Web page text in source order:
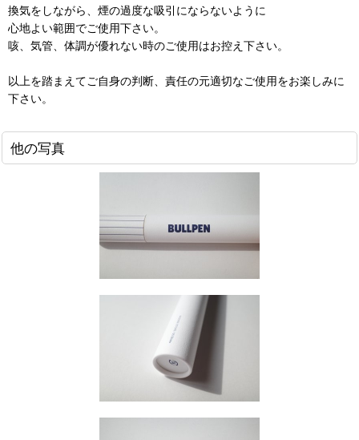
換気をしながら、煙の過度な吸引にならないように
心地よい範囲でご使用下さい。
咳、気管、体調が優れない時のご使用はお控え下さい。
以上を踏まえてご自身の判断、責任の元適切なご使用をお楽しみに
下さい。
他の写真